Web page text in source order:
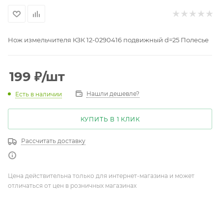
Нож измельчителя КЗК 12-0290416 подвижный d=25 Полесье
199 ₽/шт
Есть в наличии Нашли дешевле?
КУПИТЬ В 1 КЛИК
Рассчитать доставку
Цена действительна только для интернет-магазина и может
отличаться от цен в розничных магазинах